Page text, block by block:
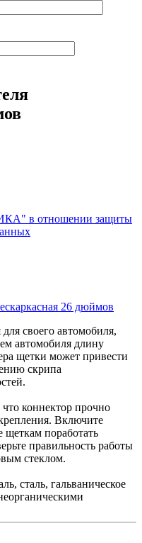
в отношении защиты
своего автомобиля,
автомобиля длину
щетки может привести
скрипа
коннектор прочно
Включите
щеткам поработать
правильность работы
стеклом.
сталь, гальваническое